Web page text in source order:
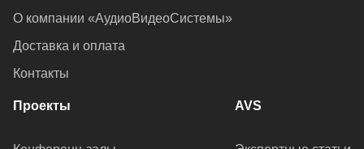
О компании «АудиоВидеоСистемы»
Доставка и оплата
Контакты
Проекты AVS